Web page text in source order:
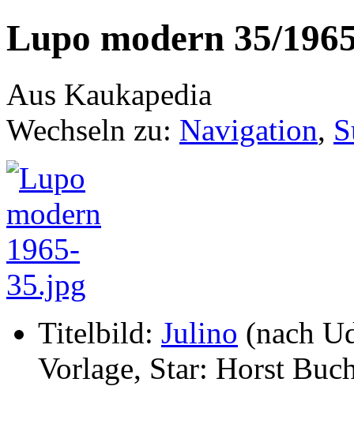
Lupo modern 35/
Aus Kaukapedia
Wechseln zu: Navigation,
Titelbild: Julino (nach
Vorlage, Star: Horst